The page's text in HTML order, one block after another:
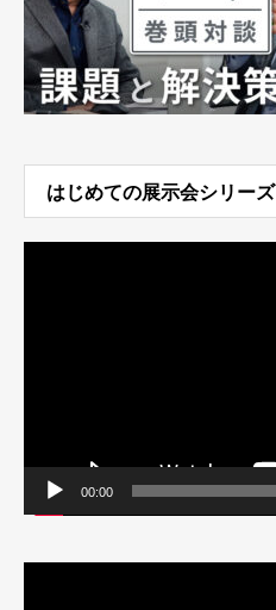
はじめての展示会シリーズ
00:00